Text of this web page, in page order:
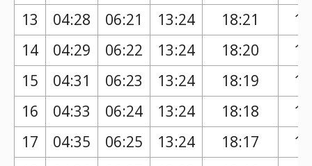
13 04:28 06:21 13:24 18:21
14
04:29 06:22 13:24 18:20
15
04:31 06:23 13:24 18:19
16
04:33 06:24 13:24 18:18
17
04:35 06:25 13:24 18:17